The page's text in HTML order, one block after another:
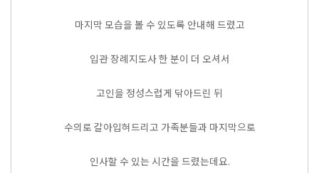
마지막 모습을 볼 수 있도록 안내해 드렸고
입관 장례지도사 한 분이 더 오셔서
고인을 정성스럽게 닦아드린 뒤
수의로 갈아입혀드리고 가족분들과 마지막으로
인사할 수 있는 시간을 드렸는데요.